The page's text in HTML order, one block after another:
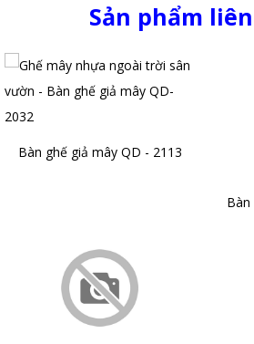
Sản phẩm
Bàn ghế giả mây QD - 2113
Bàn